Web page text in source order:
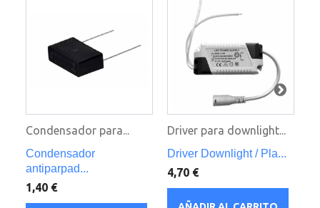
Condensador para...
Condensador
antiparpad...
1,40 €
Driver para downlight...
Driver Downlight / Pla...
4,70 €